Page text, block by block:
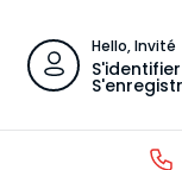
Hello, Invité
S'identifier